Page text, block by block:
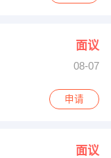
面议
08-07
申请
面议